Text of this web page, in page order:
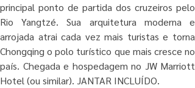
principal ponto de partida dos cruzeiros pelo
Rio Yangtzé. Sua arquitetura moderna e
arrojada atrai cada vez mais turistas e torna
Chongqing o polo turístico que mais cresce no
país. Chegada e hospedagem no JW Marriott
Hotel (ou similar). JANTAR INCLUÍDO.